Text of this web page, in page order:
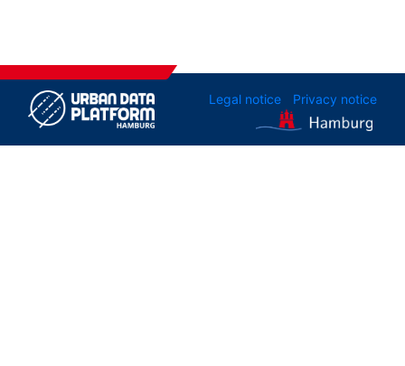
Legal notice Privacy notice